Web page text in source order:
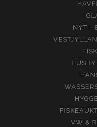
NYT –
HUSBY
VW &